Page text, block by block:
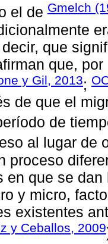
el de Gmelch
que
que,
y Gil, 2013;
de que el
de
al lugar de
proceso
en que se
y micro,
existentes
y Ceballos, 2009